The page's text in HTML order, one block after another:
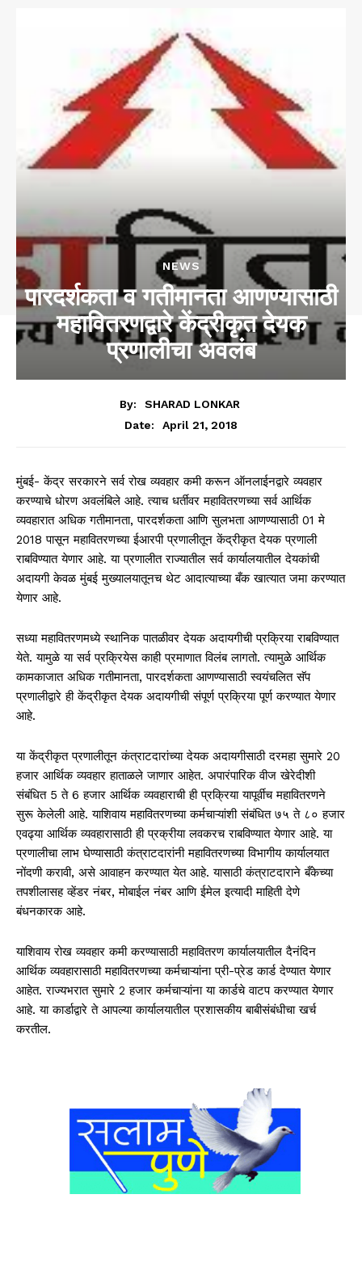
NEWS
पारदर्शकता व गतीमानता आणण्यासाठी
महावितरणद्वारे केंद्रीकृत देयक
प्रणालीचा अवलंब
By:
SHARAD LONKAR
Date:
April 21, 2018
मुंबई- केंद्र सरकारने सर्व रोख व्यवहार कमी करून ऑनलाईनद्वारे व्यवहार
करण्याचे धोरण अवलंबिले आहे. त्याच धर्तीवर महावितरणच्या सर्व आर्थिक
व्यवहारात अधिक गतीमानता, पारदर्शकता आणि सुलभता आणण्यासाठी 01 मे
2018 पासून महावितरणच्या ईआरपी प्रणालीतून केंद्रीकृत देयक प्रणाली
राबविण्यात येणार आहे. या प्रणालीत राज्यातील सर्व कार्यालयातील देयकांची
अदायगी केवळ मुंबई मुख्यालयातूनच थेट आदात्याच्या बँक खात्यात जमा करण्यात
येणार आहे.
सध्या महावितरणमध्ये स्थानिक पातळीवर देयक अदायगीची प्रक्रिया राबविण्यात
येते. यामुळे या सर्व प्रक्रियेस काही प्रमाणात विलंब लागतो. त्यामुळे आर्थिक
कामकाजात अधिक गतीमानता, पारदर्शकता आणण्यासाठी स्वयंचलित सॅप
प्रणालीद्वारे ही केंद्रीकृत देयक अदायगीची संपूर्ण प्रक्रिया पूर्ण करण्यात येणार
आहे.
या केंद्रीकृत प्रणालीतून कंत्राटदारांच्या देयक अदायगीसाठी दरमहा सुमारे 20
हजार आर्थिक व्यवहार हाताळले जाणार आहेत. अपारंपारिक वीज खेरेदीशी
संबंधित 5 ते 6 हजार आर्थिक व्यवहाराची ही प्रक्रिया यापूर्वीच महावितरणने
सुरू केलेली आहे. याशिवाय महावितरणच्या कर्मचाऱ्यांशी संबंधित ७५ ते ८० हजार
एवढ्या आर्थिक व्यवहारासाठी ही प्रक्रीया लवकरच राबविण्यात येणार आहे. या
प्रणालीचा लाभ घेण्यासाठी कंत्राटदारांनी महावितरणच्या विभागीय कार्यालयात
नोंदणी करावी, असे आवाहन करण्यात येत आहे. यासाठी कंत्राटदाराने बँकेच्या
तपशीलासह व्हेंडर नंबर, मोबाईल नंबर आणि ईमेल इत्यादी माहिती देणे
बंधनकारक आहे.
याशिवाय रोख व्यवहार कमी करण्यासाठी महावितरण कार्यालयातील दैनंदिन
आर्थिक व्यवहारासाठी महावितरणच्या कर्मचाऱ्यांना प्री-प्रेड कार्ड देण्यात येणार
आहेत. राज्यभरात सुमारे 2 हजार कर्मचाऱ्यांना या कार्डचे वाटप करण्यात येणार
आहे. या कार्डाद्वारे ते आपल्या कार्यालयातील प्रशासकीय बाबीसंबंधीचा खर्च
करतील.